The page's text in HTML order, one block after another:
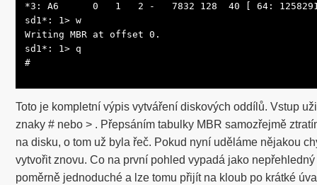
*3: A6      0   1   2 -   7832 128  40 [ 64:
sd1*: 1> w
Writing MBR at offset 0.
sd1*: 1> q
#
Toto je kompletní výpis vytváření diskových oddílů. Vstup
znaky # nebo > . Přepsáním tabulky MBR samozřejmě
na disku, o tom už byla řeč. Pokud nyní uděláme nějakou
vytvořit znovu. Co na první pohled vypadá jako
poměrně jednoduché a lze tomu přijít na kloub po krátké